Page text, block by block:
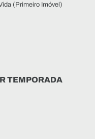
(Primeiro Imóvel)
TEMPORADA